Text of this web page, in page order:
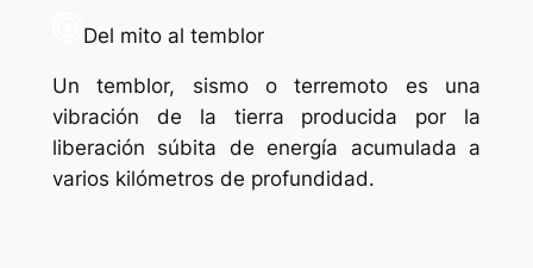
Del mito al temblor
Un temblor, sismo o terremoto es una
vibración de la tierra producida por la
liberación súbita de energía acumulada a
varios kilómetros de profundidad.